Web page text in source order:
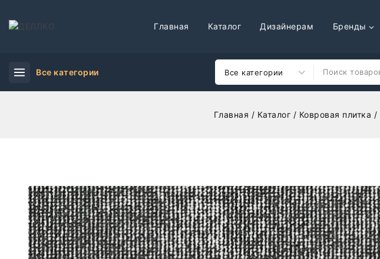
Главная Каталог Дизайнерам Бренды
Все категории
Главная / Каталог / Ковровая плитка /